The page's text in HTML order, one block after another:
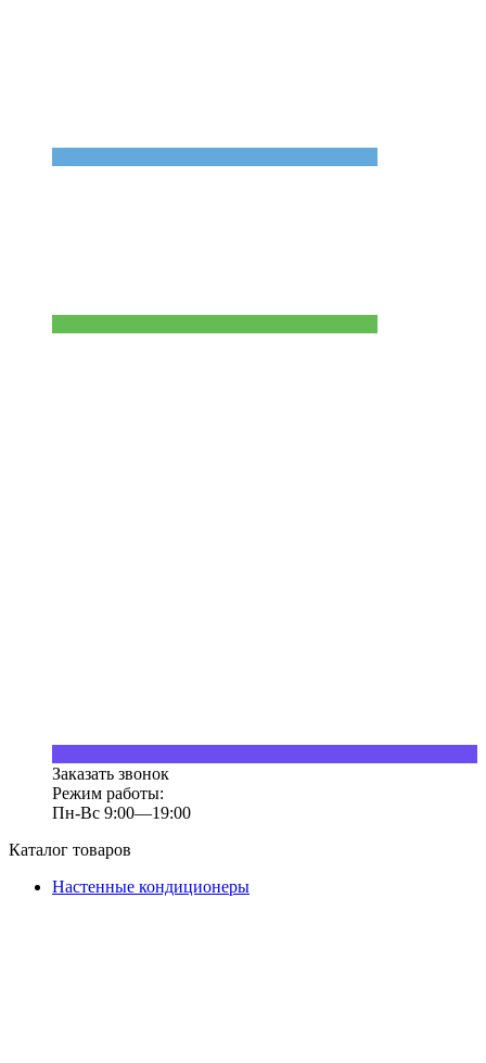
Заказать звонок
Режим работы:
Пн-Вс 9:00—19:00
Каталог товаров
Настенные кондиционеры